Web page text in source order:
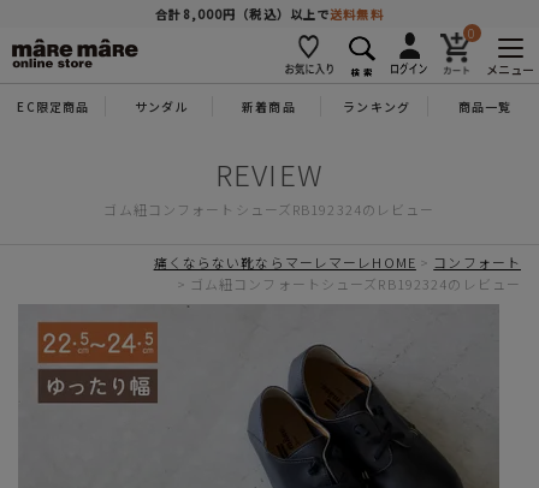
合計8,000円（税込）以上で送料無料
0
メニュー
EC限定商品 サンダル 新着商品 ランキング 商品一覧
ゴム紐コンフォートシューズRB192324のレビュー
痛くならない靴ならマーレマーレHOME
コンフォート
ゴム紐コンフォートシューズRB192324のレビュー
商品を探す
特徴